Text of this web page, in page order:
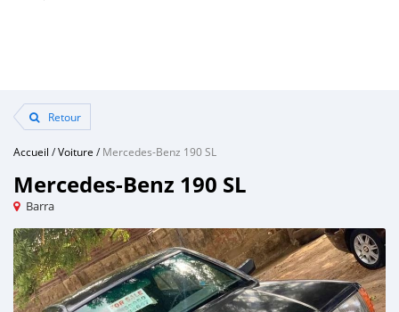
Retour
Accueil /Voiture /Mercedes-Benz 190 SL
Mercedes-Benz 190 SL
Barra